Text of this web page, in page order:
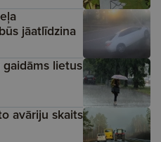
jāatlīdzina
lietus
avāriju skaits